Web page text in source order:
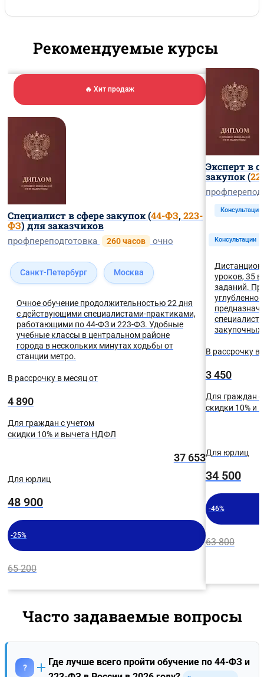
Рекомендуемые курсы
🔥 Хит продаж
Специалист в сфере закупок (44-ФЗ,223-
ФЗ) для заказчиков
профпереподготовка 260 часов очно
Санкт-Петербург Москва
Очное обучение продолжительностью 22 дня
с действующими специалистами-практиками,
работающими по 44-ФЗ и 223-ФЗ. Удобные
учебные классы в центральном районе
города в нескольких минутах ходьбы от
станции метро.
В рассрочку в месяц от
4 890
Для граждан с учетом
скидки 10% и вычета НДФЛ
37 653
Для юрлиц
48 900
-25%
65 200
Эксперт в
закупок (
Консультации
Консультации
уроков, 35
заданий.
закупочных
В рассрочку в
3 450
Для граждан с
скидки 10% и
Для юрлиц
34 500
-46%
63 800
Часто задаваемые вопросы
?
Где лучше всего пройти обучение по 44-ФЗ и